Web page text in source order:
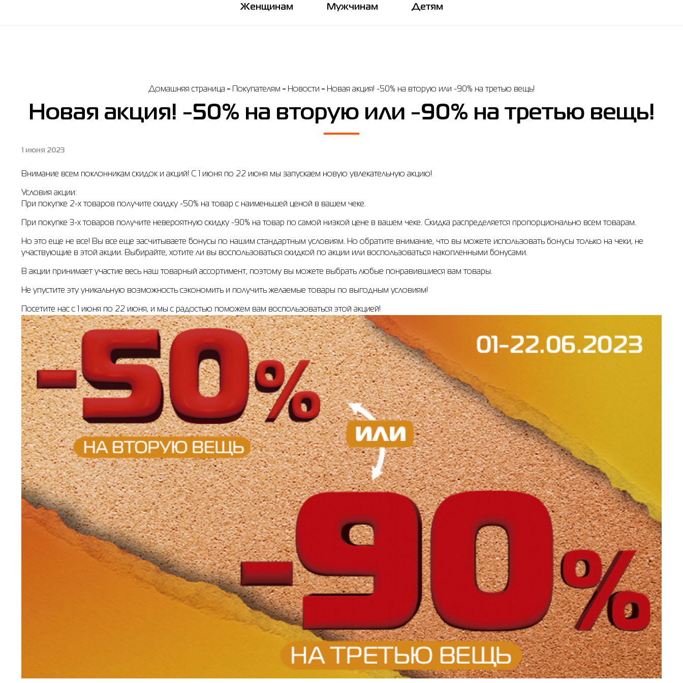
Женщинам Мужчинам Детям
Домашняя страница Покупателям Новости Новая акция! -50% на вторую или -90% на третью вещь!
Новая акция! -50% на вторую или -90% на третью вещь!
1 июня 2023
Внимание всем поклонникам скидок и акций! С 1 июня по 22 июня мы запускаем новую увлекательную акцию!
Условия акции:
При покупке 2-х товаров получите скидку -50% на товар с наименьшей ценой в вашем чеке.
При покупке 3-х товаров получите невероятную скидку -90% на товар по самой низкой цене в вашем чеке. Скидка распределяется пропорционально всем товарам.
Но это еще не все! Вы все еще засчитываете бонусы по нашим стандартным условиям. Но обратите внимание, что вы можете использовать бонусы только на чеки, не
участвующие в этой акции. Выбирайте, хотите ли вы воспользоваться скидкой по акции или воспользоваться накопленными бонусами.
В акции принимает участие весь наш товарный ассортимент, поэтому вы можете выбрать любые понравившиеся вам товары.
Не упустите эту уникальную возможность сэкономить и получить желаемые товары по выгодным условиям!
Посетите нас с 1 июня по 22 июня, и мы с радостью поможем вам воспользоваться этой акцией!